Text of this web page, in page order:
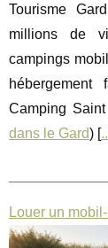
Tourisme
millions de
campings
Camping
dans le Gard) [
Louer un